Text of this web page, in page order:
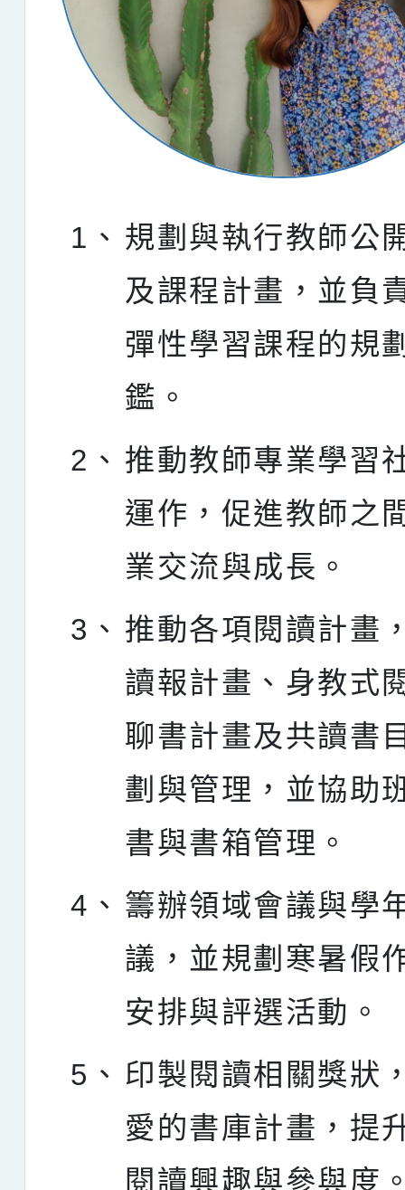
1、 規劃與執行教師公
及課程計畫，並負
彈性學習課程的規
鑑。
2、 推動教師專業學習
運作，促進教師之
業交流與成長。
3、 推動各項閱讀計畫
讀報計畫、身教式
聊書計畫及共讀書
劃與管理，並協助
書與書箱管理。
4、 籌辦領域會議與學
議，並規劃寒暑假
安排與評選活動。
5、 印製閱讀相關獎狀
愛的書庫計畫，提
閱讀興趣與參與度